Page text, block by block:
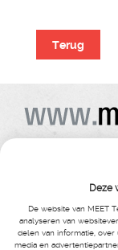
Terug
Alle
Bij bestelling
Copyright© alle
tekst ,foto’s , video’s ,
Deze
De website van MEET
analyseren van
delen van informatie, over
media en